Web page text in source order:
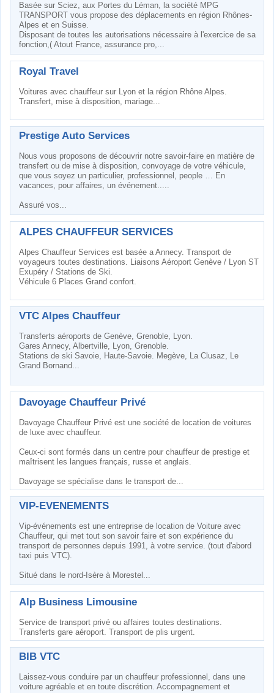
Basée sur Sciez, aux Portes du Léman, la société MPG
TRANSPORT vous propose des déplacements en région Rhônes-
Alpes et en Suisse.
Disposant de toutes les autorisations nécessaire à l'exercice de sa
fonction,( Atout France, assurance pro,...
Royal Travel
Voitures avec chauffeur sur Lyon et la région Rhône Alpes.
Transfert, mise à disposition, mariage...
Prestige Auto Services
Nous vous proposons de découvrir notre savoir-faire en matière de
transfert ou de mise à disposition, convoyage de votre véhicule,
que vous soyez un particulier, professionnel, people … En
vacances, pour affaires, un événement.....
Assuré vos...
ALPES CHAUFFEUR SERVICES
Alpes Chauffeur Services est basée a Annecy. Transport de
voyageurs toutes destinations. Liaisons Aéroport Genève / Lyon ST
Exupéry / Stations de Ski.
Véhicule 6 Places Grand confort.
VTC Alpes Chauffeur
Transferts aéroports de Genève, Grenoble, Lyon.
Gares Annecy, Albertville, Lyon, Grenoble.
Stations de ski Savoie, Haute-Savoie. Megève, La Clusaz, Le
Grand Bornand...
Davoyage Chauffeur Privé
Davoyage Chauffeur Privé est une société de location de voitures
de luxe avec chauffeur.
Ceux-ci sont formés dans un centre pour chauffeur de prestige et
maîtrisent les langues français, russe et anglais.
Davoyage se spécialise dans le transport de...
VIP-EVENEMENTS
Vip-événements est une entreprise de location de Voiture avec
Chauffeur, qui met tout son savoir faire et son expérience du
transport de personnes depuis 1991, à votre service. (tout d'abord
taxi puis VTC).
Situé dans le nord-Isère à Morestel...
Alp Business Limousine
Service de transport privé ou affaires toutes destinations.
Transferts gare aéroport. Transport de plis urgent.
BIB VTC
Laissez-vous conduire par un chauffeur professionnel, dans une
voiture agréable et en toute discrétion. Accompagnement et